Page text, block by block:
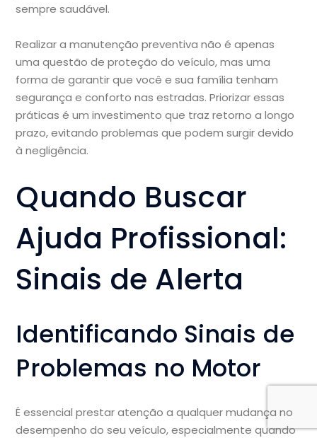
sempre saudável.
Realizar a manutenção preventiva não é apenas
uma questão de proteção do veículo, mas uma
forma de garantir que você e sua família tenham
segurança e conforto nas estradas. Priorizar essas
práticas é um investimento que traz retorno a longo
prazo, evitando problemas que podem surgir devido
à negligência.
Quando Buscar
Ajuda Profissional:
Sinais de Alerta
Identificando Sinais de
Problemas no Motor
É essencial prestar atenção a qualquer mudança no
desempenho do seu veículo, especialmente quando